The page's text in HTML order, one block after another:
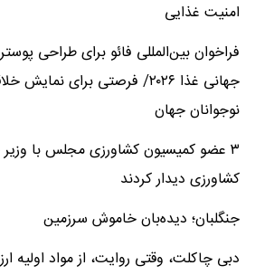
امنیت غذایی
فراخوان بین‌المللی فائو برای طراحی
جهانی غذا ۲۰۲۶/ فرصتی برای نمایش
نوجوانان جهان
۳ عضو کمیسیون کشاورزی مجلس با
کشاورزی دیدار کردند
جنگلبان؛ دیده‌بان خاموش سرزمین
دبی چاکلت، وقتی روایت، از مواد اولیه